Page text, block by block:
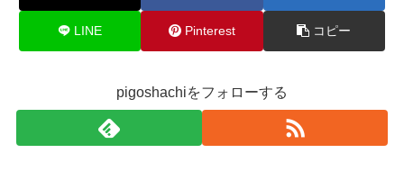
LINE Pinterest コピー
pigoshachiをフォローする